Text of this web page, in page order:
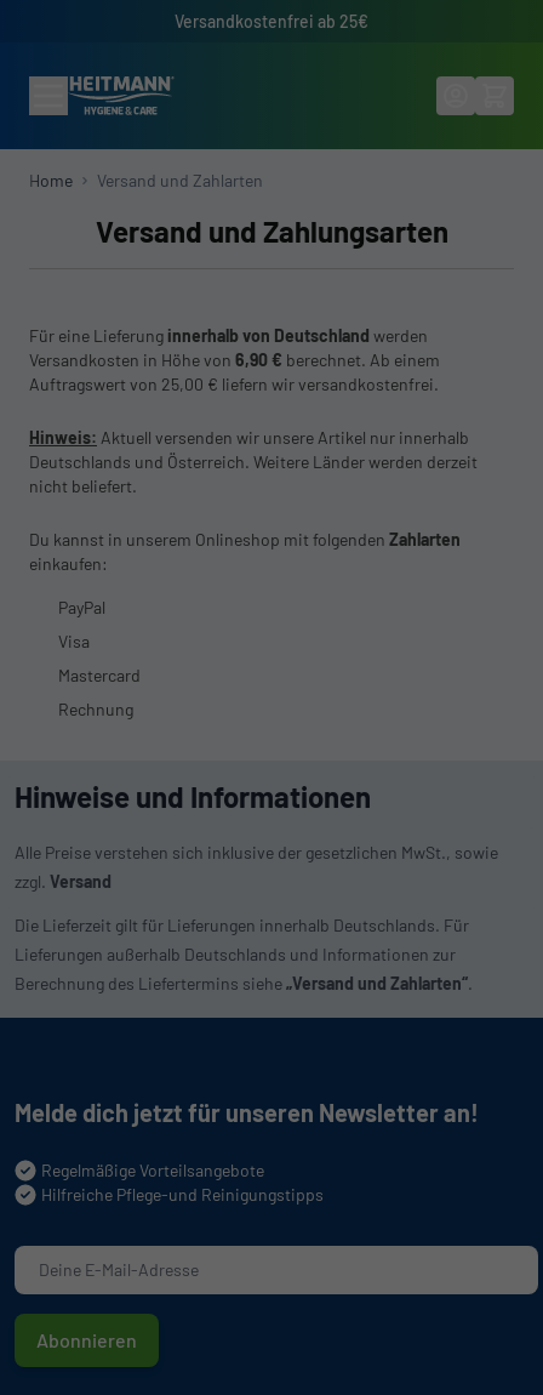
Versandkostenfrei ab 25€
Home Versand und Zahlarten
Versand und Zahlungsarten
Für eine Lieferung innerhalb von Deutschland werden
Versandkosten in Höhe von 6,90 € berechnet. Ab einem
Auftragswert von 25,00 € liefern wir versandkostenfrei.
Hinweis: Aktuell versenden wir unsere Artikel nur innerhalb
Deutschlands und Österreich. Weitere Länder werden derzeit
nicht beliefert.
Du kannst in unserem Onlineshop mit folgenden Zahlarten
einkaufen:
PayPal
Visa
Mastercard
Rechnung
Hinweise und Informationen
Alle Preise verstehen sich inklusive der gesetzlichen MwSt., sowie
zzgl. Versand
Die Lieferzeit gilt für Lieferungen innerhalb Deutschlands. Für
Lieferungen außerhalb Deutschlands und Informationen zur
Berechnung des Liefertermins siehe„Versand und Zahlarten“.
Melde dich jetzt für unseren Newsletter an!
Regelmäßige Vorteilsangebote
Hilfreiche Pflege-und Reinigungstipps
Abonnieren